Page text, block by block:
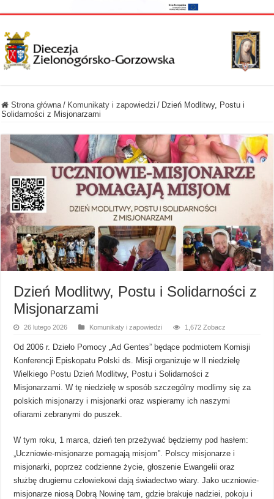
Strona główna / Komunikaty i zapowiedzi / Dzień Modlitwy, Postu i
Solidarności z Misjonarzami
Dzień Modlitwy, Postu i Solidarności z
Misjonarzami
26 lutego 2026 Komunikaty i zapowiedzi 1,672 Zobacz
Od 2006 r. Dzieło Pomocy „Ad Gentes” będące podmiotem Komisji
Konferencji Episkopatu Polski ds. Misji organizuje w II niedzielę
Wielkiego Postu Dzień Modlitwy, Postu i Solidarności z
Misjonarzami. W tę niedzielę w sposób szczególny modlimy się za
polskich misjonarzy i misjonarki oraz wspieramy ich naszymi
ofiarami zebranymi do puszek.
W tym roku, 1 marca, dzień ten przeżywać będziemy pod hasłem:
„Uczniowie-misjonarze pomagają misjom”. Polscy misjonarze i
misjonarki, poprzez codzienne życie, głoszenie Ewangelii oraz
służbę drugiemu człowiekowi dają świadectwo wiary. Jako uczniowie-
misjonarze niosą Dobrą Nowinę tam, gdzie brakuje nadziei, pokoju i